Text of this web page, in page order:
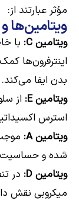
مؤثر عبارتند از:
ویتامین‌ها
ویتامین C:
با
اینترفرون‌ها
بدن ایفا می‌کند.
ویتامین E:
از
استرس
ویتامین A:
شده و حساسیت
ویتامین D:
در
میکروبی نقش